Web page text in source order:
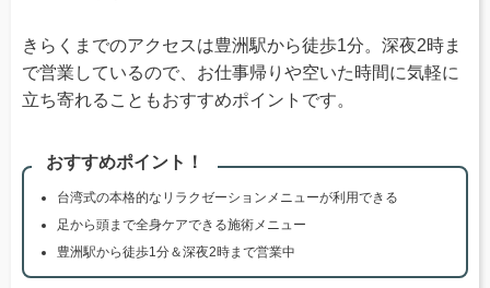
きらくまでのアクセスは豊洲駅から徒歩1分。深夜2時ま
で営業しているので、お仕事帰りや空いた時間に気軽に
立ち寄れることもおすすめポイントです。
おすすめポイント！
台湾式の本格的なリラクゼーションメニューが利用できる
足から頭まで全身ケアできる施術メニュー
豊洲駅から徒歩1分＆深夜2時まで営業中